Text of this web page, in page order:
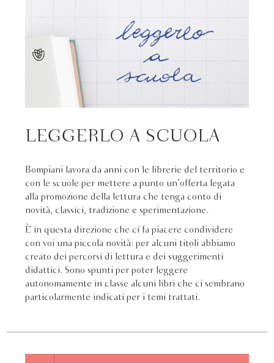
LEGGERLO A SCUOLA
Bompiani lavora da anni con le librerie del territorio e
con le scuole per mettere a punto un’offerta legata
alla promozione della lettura che tenga conto di
novità, classici, tradizione e sperimentazione.
È in questa direzione che ci fa piacere condividere
con voi una piccola novità: per alcuni titoli abbiamo
creato dei percorsi di lettura e dei suggerimenti
didattici. Sono spunti per poter leggere
autonomamente in classe alcuni libri che ci sembrano
particolarmente indicati per i temi trattati.